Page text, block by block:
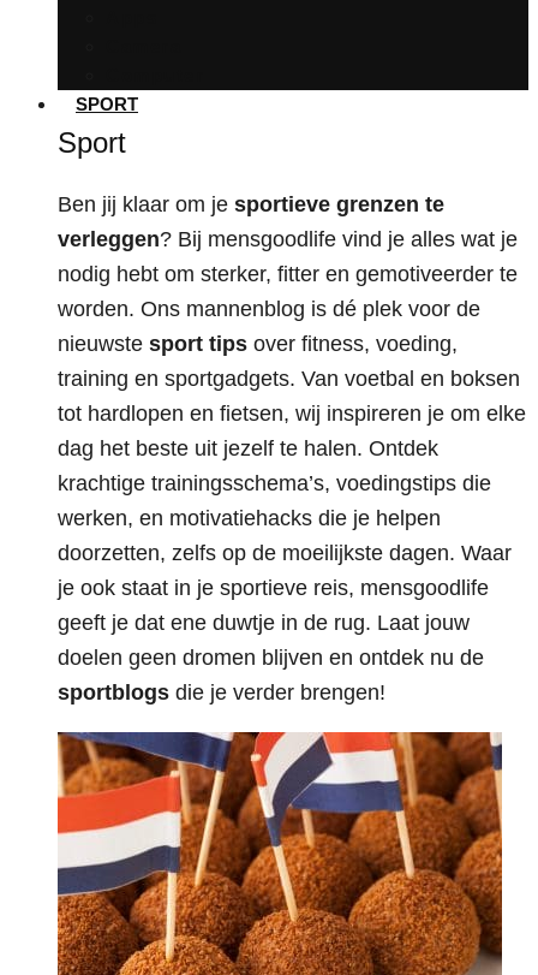
SPORT
Sport
Ben jij klaar om je sportieve grenzen te
verleggen? Bij mensgoodlife vind je alles wat je
nodig hebt om sterker, fitter en gemotiveerder te
worden. Ons mannenblog is dé plek voor de
nieuwste sport tips over fitness, voeding,
training en sportgadgets. Van voetbal en boksen
tot hardlopen en fietsen, wij inspireren je om elke
dag het beste uit jezelf te halen. Ontdek
krachtige trainingsschema’s, voedingstips die
werken, en motivatiehacks die je helpen
doorzetten, zelfs op de moeilijkste dagen. Waar
je ook staat in je sportieve reis, mensgoodlife
geeft je dat ene duwtje in de rug. Laat jouw
doelen geen dromen blijven en ontdek nu de
sportblogs die je verder brengen!